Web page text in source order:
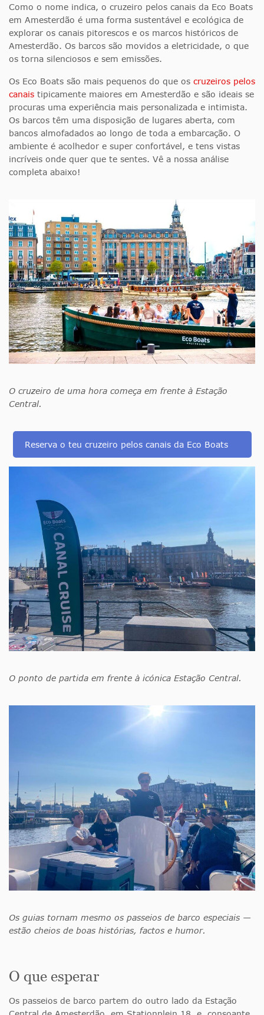
Como o nome indica, o cruzeiro pelos canais da Eco Boats
em Amesterdão é uma forma sustentável e ecológica de
explorar os canais pitorescos e os marcos históricos de
Amesterdão. Os barcos são movidos a eletricidade, o que
os torna silenciosos e sem emissões.
Os Eco Boats são mais pequenos do que os cruzeiros pelos
canais tipicamente maiores em Amesterdão e são ideais se
procuras uma experiência mais personalizada e intimista.
Os barcos têm uma disposição de lugares aberta, com
bancos almofadados ao longo de toda a embarcação. O
ambiente é acolhedor e super confortável, e tens vistas
incríveis onde quer que te sentes. Vê a nossa análise
completa abaixo!
O cruzeiro de uma hora começa em frente à Estação
Central.
Reserva o teu cruzeiro pelos canais da Eco Boats
O ponto de partida em frente à icónica Estação Central.
Os guias tornam mesmo os passeios de barco especiais —
estão cheios de boas histórias, factos e humor.
O que esperar
Os passeios de barco partem do outro lado da Estação